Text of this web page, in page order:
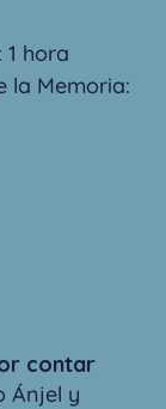
hora
la Memoria:
contar
Ánjel y